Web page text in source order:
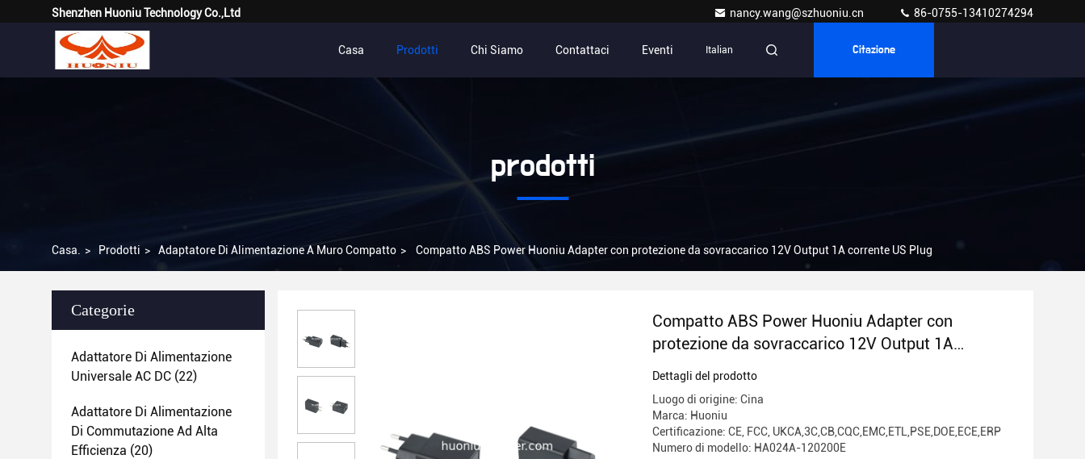
Shenzhen Huoniu Technology Co.,Ltd nancy.wang@szhuoniu.cn 86-0755-13410274294
Casa Prodotti Chi Siamo Contattaci Eventi Italian Citazione
prodotti
Casa. > Prodotti > Adaptatore Di Alimentazione A Muro Compatto > Compatto ABS Power Huoniu Adapter con protezione da sovraccarico 12V Output 1A corrente US Plug
Categorie
Adattatore Di Alimentazione
Universale AC DC (22)
Adattatore Di Alimentazione
Di Commutazione Ad Alta
Efficienza (20)
Compatto ABS Power Huoniu Adapter con
protezione da sovraccarico 12V Output 1A
corrente US Plug
Dettagli del prodotto
Luogo di origine: Cina
Marca: Huoniu
Certificazione: CE, FCC, UKCA,3C,CB,CQC,EMC,ETL,PSE,DOE,ECE,ERP
Numero di modello: HA024A-120200E